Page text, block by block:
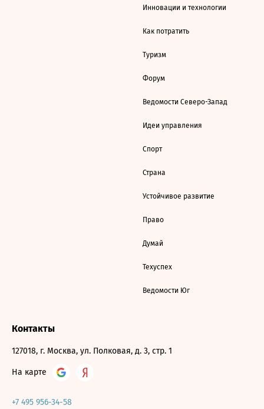
Инновации и технологии
Как потратить
Туризм
Форум
Ведомости Северо-Запад
Идеи управления
Спорт
Страна
Устойчивое развитие
Право
Думай
Техуспех
Ведомости Юг
Контакты
127018, г. Москва, ул. Полковая, д. 3, стр. 1
На карте
+7 495 956-34-58